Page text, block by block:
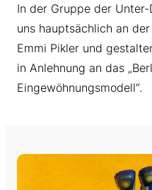
In der Gruppe der
uns hauptsächlich an
Emmi Pikler und
in Anlehnung an das
Eingewöhnungsmodell“.